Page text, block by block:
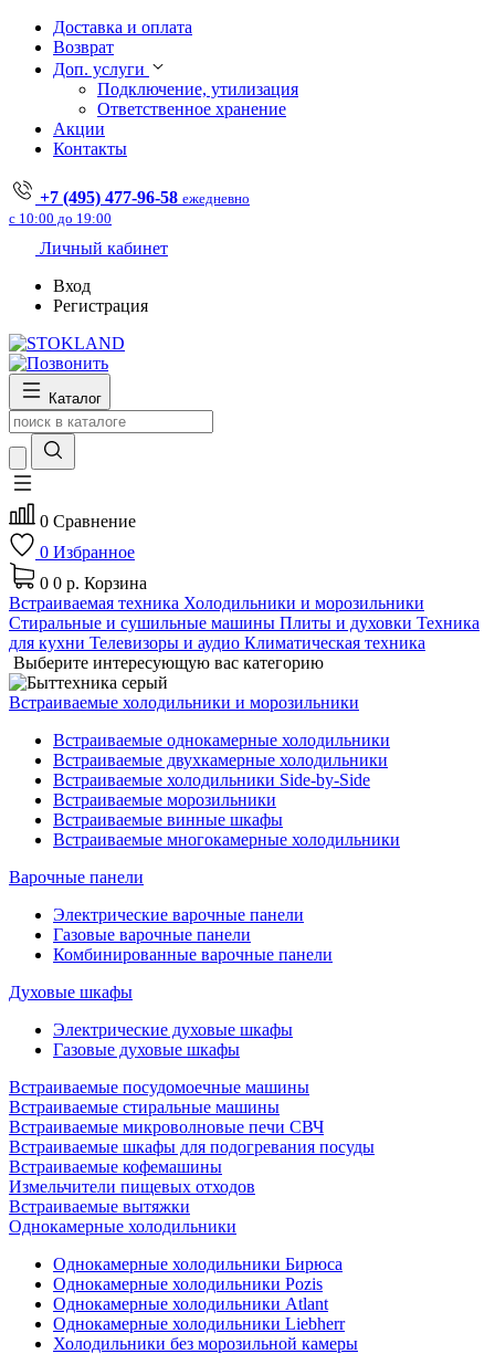
Доставка и оплата
Возврат
Доп. услуги
Подключение, утилизация
Ответственное хранение
Акции
Контакты
+7 (495) 477-96-58 ежедневно
с 10:00 до 19:00
Личный кабинет
Вход
Регистрация
Каталог
0 Сравнение
0 Избранное
0 0 р. Корзина
Встраиваемая техника Холодильники и морозильники
Стиральные и сушильные машины Плиты и духовки Техника
для кухни Телевизоры и аудио Климатическая техника
Выберите интересующую вас категорию
Встраиваемые холодильники и морозильники
Встраиваемые однокамерные холодильники
Встраиваемые двухкамерные холодильники
Встраиваемые холодильники Side-by-Side
Встраиваемые морозильники
Встраиваемые винные шкафы
Встраиваемые многокамерные холодильники
Варочные панели
Электрические варочные панели
Газовые варочные панели
Комбинированные варочные панели
Духовые шкафы
Электрические духовые шкафы
Газовые духовые шкафы
Встраиваемые посудомоечные машины
Встраиваемые стиральные машины
Встраиваемые микроволновые печи СВЧ
Встраиваемые шкафы для подогревания посуды
Встраиваемые кофемашины
Измельчители пищевых отходов
Встраиваемые вытяжки
Однокамерные холодильники
Однокамерные холодильники Бирюса
Однокамерные холодильники Pozis
Однокамерные холодильники Atlant
Однокамерные холодильники Liebherr
Холодильники без морозильной камеры